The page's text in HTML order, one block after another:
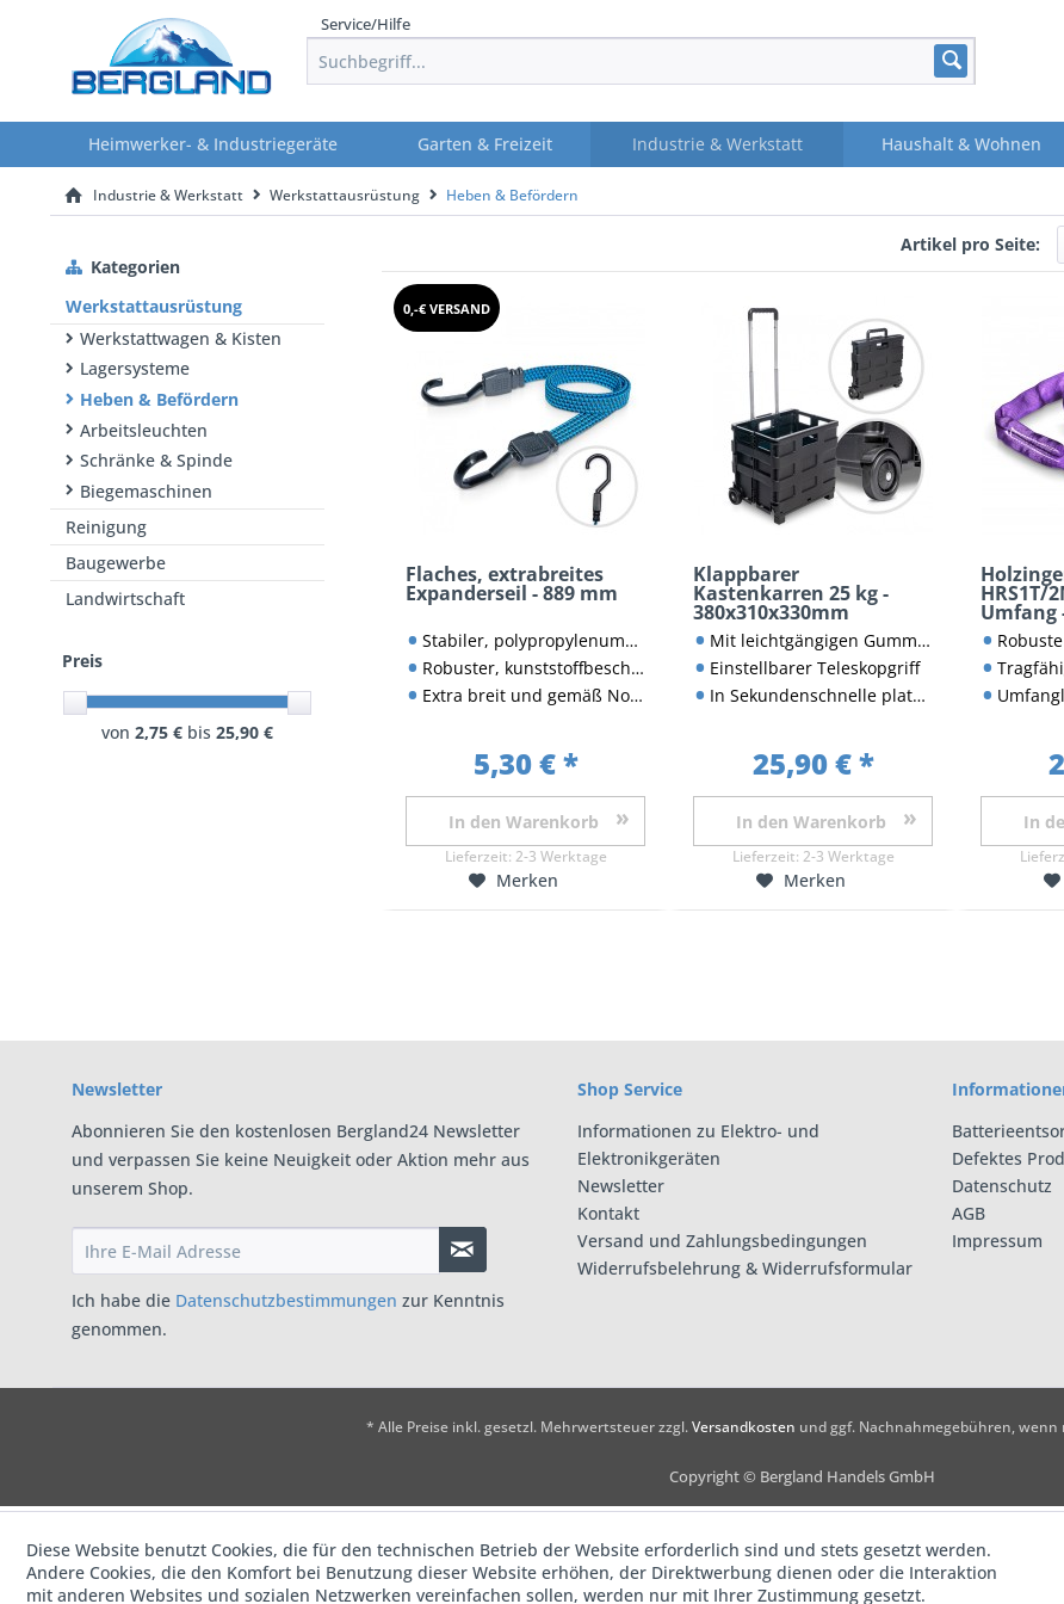
Service/Hilfe
Heimwerker- & Industriegeräte Garten & Freizeit Industrie & Werkstatt Haushalt & Wohnen
Industrie & Werkstatt Werkstattausrüstung Heben & Befördern
Kategorien
Werkstattausrüstung
Werkstattwagen & Kisten
Lagersysteme
Heben & Befördern
Arbeitsleuchten
Schränke & Spinde
Biegemaschinen
Reinigung
Baugewerbe
Landwirtschaft
Preis
von 2,75 € bis 25,90 €
Artikel pro Seite:
0,-€ VERSAND
Flaches, extrabreites
Expanderseil - 889 mm
Stabiler, polypropylenumhüllter Latexgurt
Robuster, kunststoffbeschichteter Stahlhaken
Extra breit und gemäß Norm BS AU 258:1995
5,30 € *
In den Warenkorb
Lieferzeit: 2-3 Werktage
Merken
Klappbarer
Kastenkarren 25 kg -
380x310x330mm
Mit leichtgängigen Gummirädern
Einstellbarer Teleskopgriff
In Sekundenschnelle platzsparend zusammenklappbar
25,90 € *
In den Warenkorb
Lieferzeit: 2-3 Werktage
Merken
HRS1T/
Umfang
Robuste
In
Newsletter
Abonnieren Sie den kostenlosen Bergland24 Newsletter
und verpassen Sie keine Neuigkeit oder Aktion mehr aus
unserem Shop.
Ich habe die Datenschutzbestimmungen zur Kenntnis
genommen.
Shop Service
Informationen zu Elektro- und
Elektronikgeräten
Newsletter
Kontakt
Versand und Zahlungsbedingungen
Widerrufsbelehrung & Widerrufsformular
Defektes
Datenschutz
AGB
Impressum
* Alle Preise inkl. gesetzl. Mehrwertsteuer zzgl.Versandkosten und ggf. Nachnahmegebühren,
Copyright © Bergland Handels GmbH
Diese Website benutzt Cookies, die für den technischen Betrieb der Website erforderlich sind und stets gesetzt werden.
Andere Cookies, die den Komfort bei Benutzung dieser Website erhöhen, der Direktwerbung dienen oder die Interaktion
mit anderen Websites und sozialen Netzwerken vereinfachen sollen, werden nur mit Ihrer Zustimmung gesetzt.